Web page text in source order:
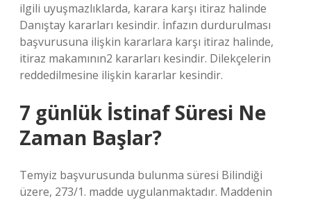
ilgili uyuşmazlıklarda, karara karşı itiraz halinde
Danıştay kararları kesindir. İnfazın durdurulması
başvurusuna ilişkin kararlara karşı itiraz halinde,
itiraz makamının2 kararları kesindir. Dilekçelerin
reddedilmesine ilişkin kararlar kesindir.
7 günlük İstinaf Süresi Ne
Zaman Başlar?
Temyiz başvurusunda bulunma süresi Bilindiği
üzere, 273/1. madde uygulanmaktadır. Maddenin